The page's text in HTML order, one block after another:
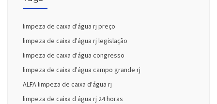
limpeza de caixa d'água rj preço
limpeza de caixa d'água rj legislação
limpeza de caixa d'água congresso
limpeza de caixa d'água campo grande rj
ALFA limpeza de caixa d'água rj
limpeza de caixa d água rj 24 horas